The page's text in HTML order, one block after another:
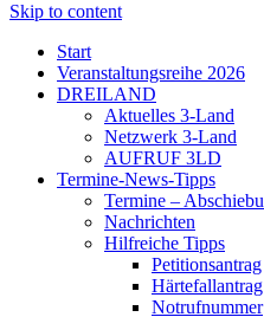
Skip to content
Start
Veranstaltungsreihe 2026
DREILAND
Aktuelles 3-Land
Netzwerk 3-Land
AUFRUF 3LD
Termine-News-Tipps
Termine –
Nachrichten
Hilfreiche Tipps
Petitionsantrag
Härtefallantrag
Notrufnummer